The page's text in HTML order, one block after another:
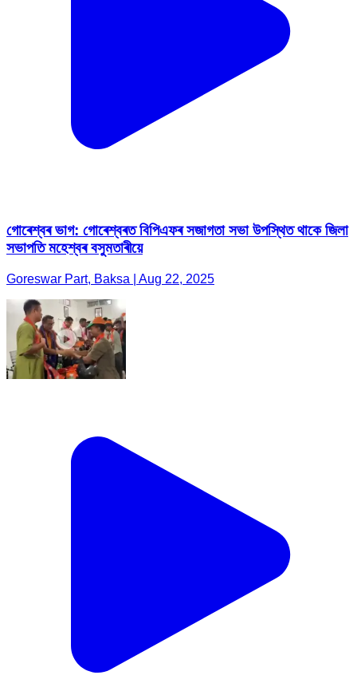
গোৰেশ্বৰ ভাগ: গোৰেশ্বৰত বিপিএফৰ সজাগতা সভা উপস্থিত থাকে জিলা
সভাপতি মহেশ্বৰ বসুমতাৰীয়ে
Goreswar Part, Baksa | Aug 22, 2025